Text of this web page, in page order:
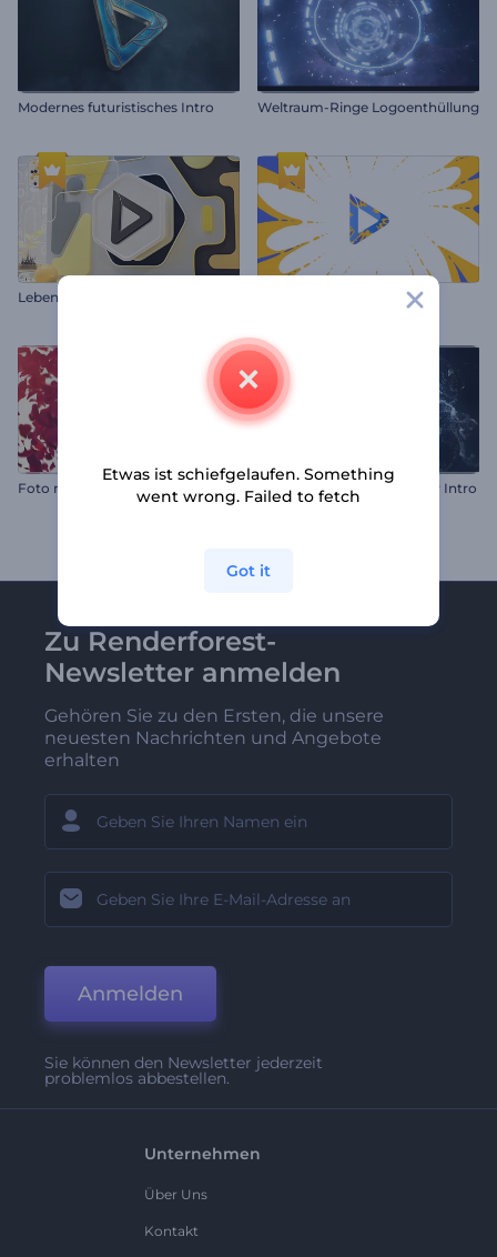
Modernes futuristisches Intro Weltraum-Ringe Logoenthüllung
Lebendiges Abstraktionslogo
Foto mit fallenden Blüten Glitzerndes Gamecontroller Intro
Zu Renderforest-
Newsletter anmelden
Gehören Sie zu den Ersten, die unsere
neuesten Nachrichten und Angebote
erhalten
Anmelden
Sie können den Newsletter jederzeit
problemlos abbestellen.
Unternehmen
Über Uns
Kontakt
Etwas ist schiefgelaufen. Something
went wrong. Failed to fetch
Got it